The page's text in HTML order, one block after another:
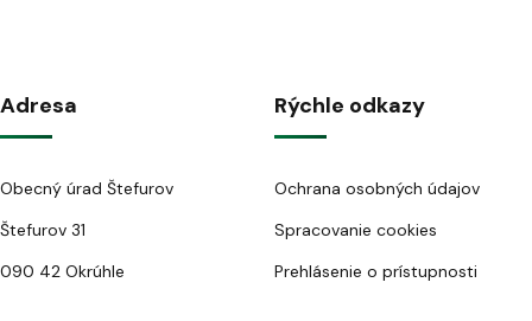
Adresa
Obecný úrad Štefurov
Štefurov 31
090 42 Okrúhle
Rýchle odkazy
Ochrana osobných údajov
Spracovanie cookies
Prehlásenie o prístupnosti